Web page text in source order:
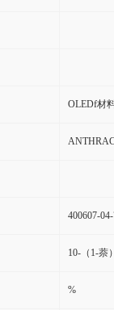
OLEDf材
400607-
10-（1-萘
%